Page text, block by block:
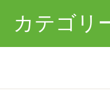
カテゴリ